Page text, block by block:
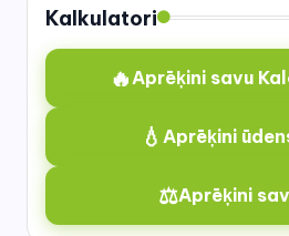
Kalkulatori
🔥Aprēķini savu
💧 Aprēķini
⚖️Aprēķini